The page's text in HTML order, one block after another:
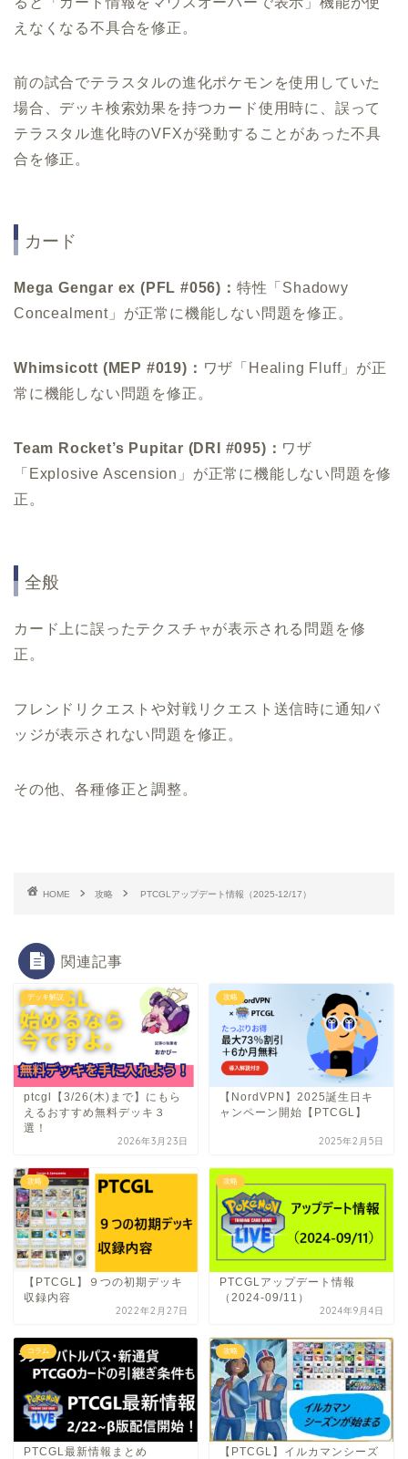
えなくなる不具合を修正。
前の試合でテラスタルの進化ポケモンを使用していた
場合、デッキ検索効果を持つカード使用時に、誤って
テラスタル進化時のVFXが発動することがあった不具
合を修正。
カード
Mega Gengar ex (PFL #056)： 特性「Shadowy
Concealment」が正常に機能しない問題を修正。
Whimsicott (MEP #019)： ワザ「Healing Fluff」が正
常に機能しない問題を修正。
Team Rocket’s Pupitar (DRI #095)： ワザ
「Explosive Ascension」が正常に機能しない問題を修
正。
全般
カード上に誤ったテクスチャが表示される問題を修
正。
フレンドリクエストや対戦リクエスト送信時に通知バ
ッジが表示されない問題を修正。
その他、各種修正と調整。
HOME 攻略 PTCGLアップデート情報（2025-12/17）
関連記事
デッキ解説
ptcgl【3/26(木)まで】にもら
えるおすすめ無料デッキ３
選！
2026年3月23日
攻略
【NordVPN】2025誕生日キ
ャンペーン開始【PTCGL】
2025年2月5日
攻略
【PTCGL】９つの初期デッキ
収録内容
2022年2月27日
攻略
PTCGLアップデート情報
（2024-09/11）
2024年9月4日
コラム
PTCGL最新情報まとめ
攻略
【PTCGL】イルカマンシーズ